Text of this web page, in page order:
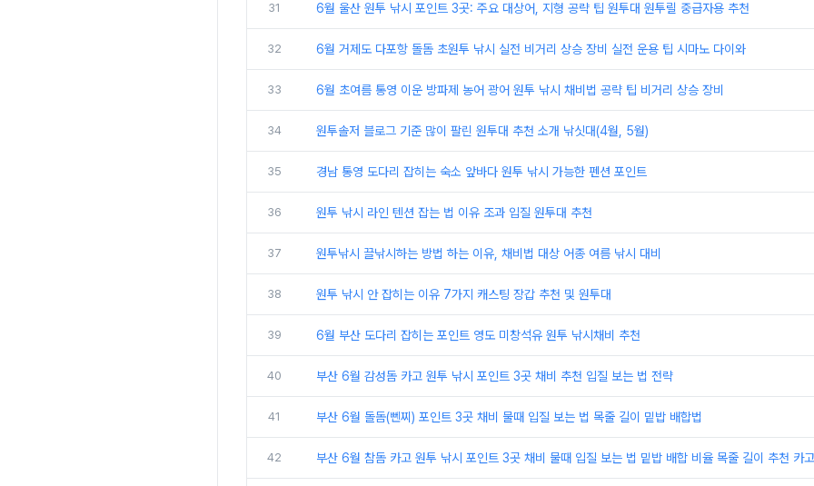
31 6월 울산 원투 낚시 포인트 3곳: 주요 대상어, 지형 공략 팁 원투대 원투릴 중급자용 추천
32 6월 거제도 다포항 돌돔 초원투 낚시 실전 비거리 상승 장비 실전 운용 팁 시마노 다이와
33 6월 초여름 통영 이운 방파제 농어 광어 원투 낚시 채비법 공략 팁 비거리 상승 장비
34 원투솔저 블로그 기준 많이 팔린 원투대 추천 소개 낚싯대(4월, 5월)
35 경남 통영 도다리 잡히는 숙소 앞바다 원투 낚시 가능한 펜션 포인트
36 원투 낚시 라인 텐션 잡는 법 이유 조과 입질 원투대 추천
37 원투낚시 끌낚시하는 방법 하는 이유, 채비법 대상 어종 여름 낚시 대비
38 원투 낚시 안 잡히는 이유 7가지 캐스팅 장갑 추천 및 원투대
39 6월 부산 도다리 잡히는 포인트 영도 미창석유 원투 낚시채비 추천
40 부산 6월 감성돔 카고 원투 낚시 포인트 3곳 채비 추천 입질 보는 법 전략
41 부산 6월 돌돔(뻰찌) 포인트 3곳 채비 물때 입질 보는 법 목줄 길이 밑밥 배합법
42 부산 6월 참돔 카고 원투 낚시 포인트 3곳 채비 물때 입질 보는 법 밑밥 배합 비율 목줄 길이 추천 카고